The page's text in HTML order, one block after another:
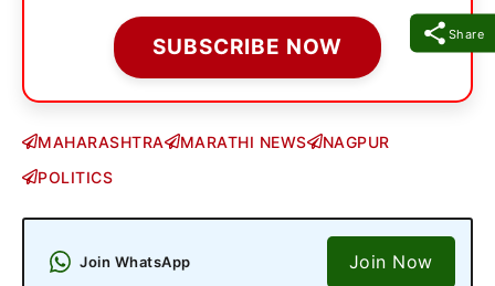
Share
SUBSCRIBE NOW
MAHARASHTRA MARATHI NEWS
NAGPUR
POLITICS
Join WhatsApp Join Now